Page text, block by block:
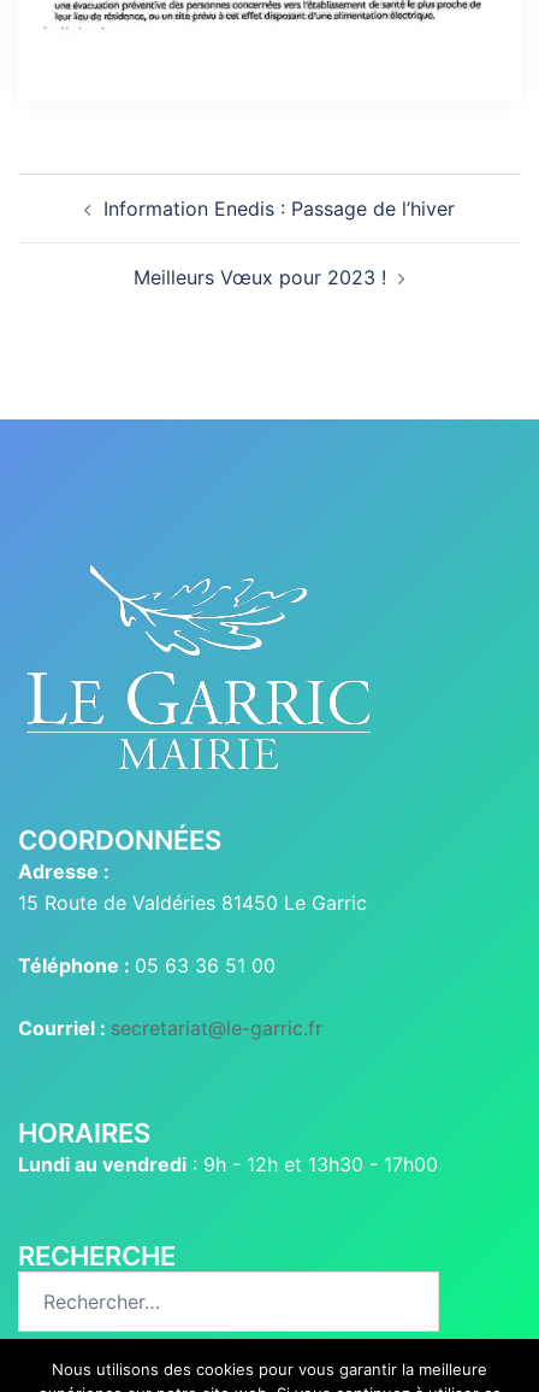
d’articleInformation Enedis : Passage de l’hiver
Meilleurs Vœux pour 2023 !
COORDONNÉES
Adresse :
15 Route de Valdéries 81450 Le Garric
Téléphone : 05 63 36 51 00
Courriel : secretariat@le-garric.fr
HORAIRES
Lundi au vendredi : 9h - 12h et 13h30 - 17h00
RECHERCHE
Nous utilisons des cookies pour vous garantir la meilleure